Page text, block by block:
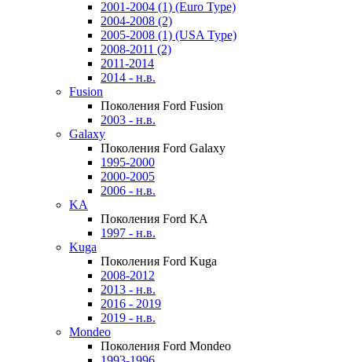
2001-2004 (1) (Euro Type)
2004-2008 (2)
2005-2008 (1) (USA Type)
2008-2011 (2)
2011-2014
2014 - н.в.
Fusion
Поколения Ford Fusion
2003 - н.в.
Galaxy
Поколения Ford Galaxy
1995-2000
2000-2005
2006 - н.в.
KA
Поколения Ford KA
1997 - н.в.
Kuga
Поколения Ford Kuga
2008-2012
2013 - н.в.
2016 - 2019
2019 - н.в.
Mondeo
Поколения Ford Mondeo